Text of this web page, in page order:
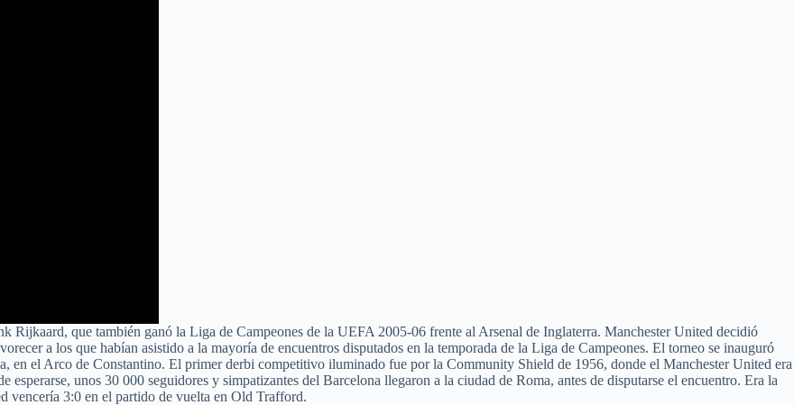
que también ganó la Liga de Campeones de la UEFA 2005-06 frente al Arsenal de Inglaterra. Manchester United decidió
a los que habían asistido a la mayoría de encuentros disputados en la temporada de la Liga de Campeones. El torneo se inauguró
en el Arco de Constantino. El primer derbi competitivo iluminado fue por la Community Shield de 1956, donde el Manchester United era
unos 30 000 seguidores y simpatizantes del Barcelona llegaron a la ciudad de Roma, antes de disputarse el encuentro. Era la
vencería 3:0 en el partido de vuelta en Old Trafford.